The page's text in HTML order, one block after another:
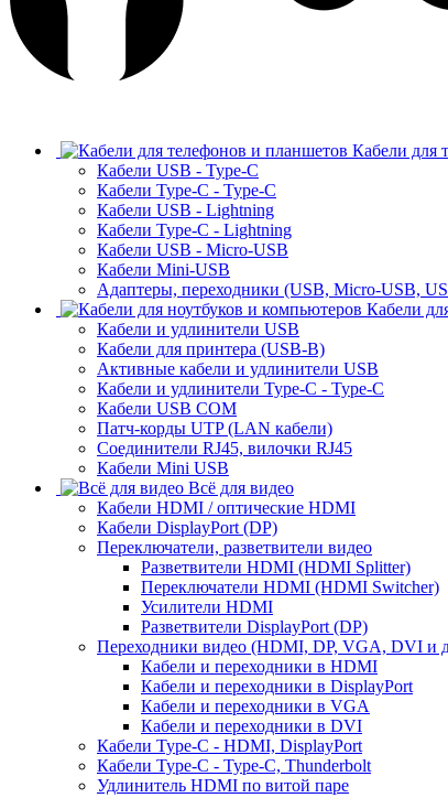
Кабели для
Кабели USB - Type-C
Кабели Type-C - Type-C
Кабели USB - Lightning
Кабели Type-C - Lightning
Кабели USB - Micro-USB
Кабели Mini-USB
Адаптеры, переходники (USB, Micro-USB,
Кабели
Кабели и удлинители USB
Кабели для принтера (USB-B)
Активные кабели и удлинители USB
Кабели и удлинители Type-C - Type-C
Кабели USB COM
Патч-корды UTP (LAN кабели)
Соединители RJ45, вилочки RJ45
Кабели Mini USB
Всё для видео
Кабели HDMI / оптические HDMI
Кабели DisplayPort (DP)
Переключатели, разветвители видео
Разветвители HDMI (HDMI Splitter)
Переключатели HDMI (HDMI Switcher)
Усилители HDMI
Разветвители DisplayPort (DP)
Переходники видео (HDMI, DP, VGA, DVI и
Кабели и переходники в HDMI
Кабели и переходники в DisplayPort
Кабели и переходники в VGA
Кабели и переходники в DVI
Кабели Type-C - HDMI, DisplayPort
Кабели Type-C - Type-C, Thunderbolt
Удлинитель HDMI по витой паре